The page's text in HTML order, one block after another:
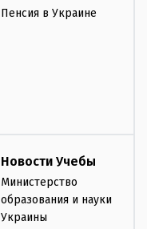
Пенсия в Украине
Новости Учебы
Министерство
образования и науки
Украины